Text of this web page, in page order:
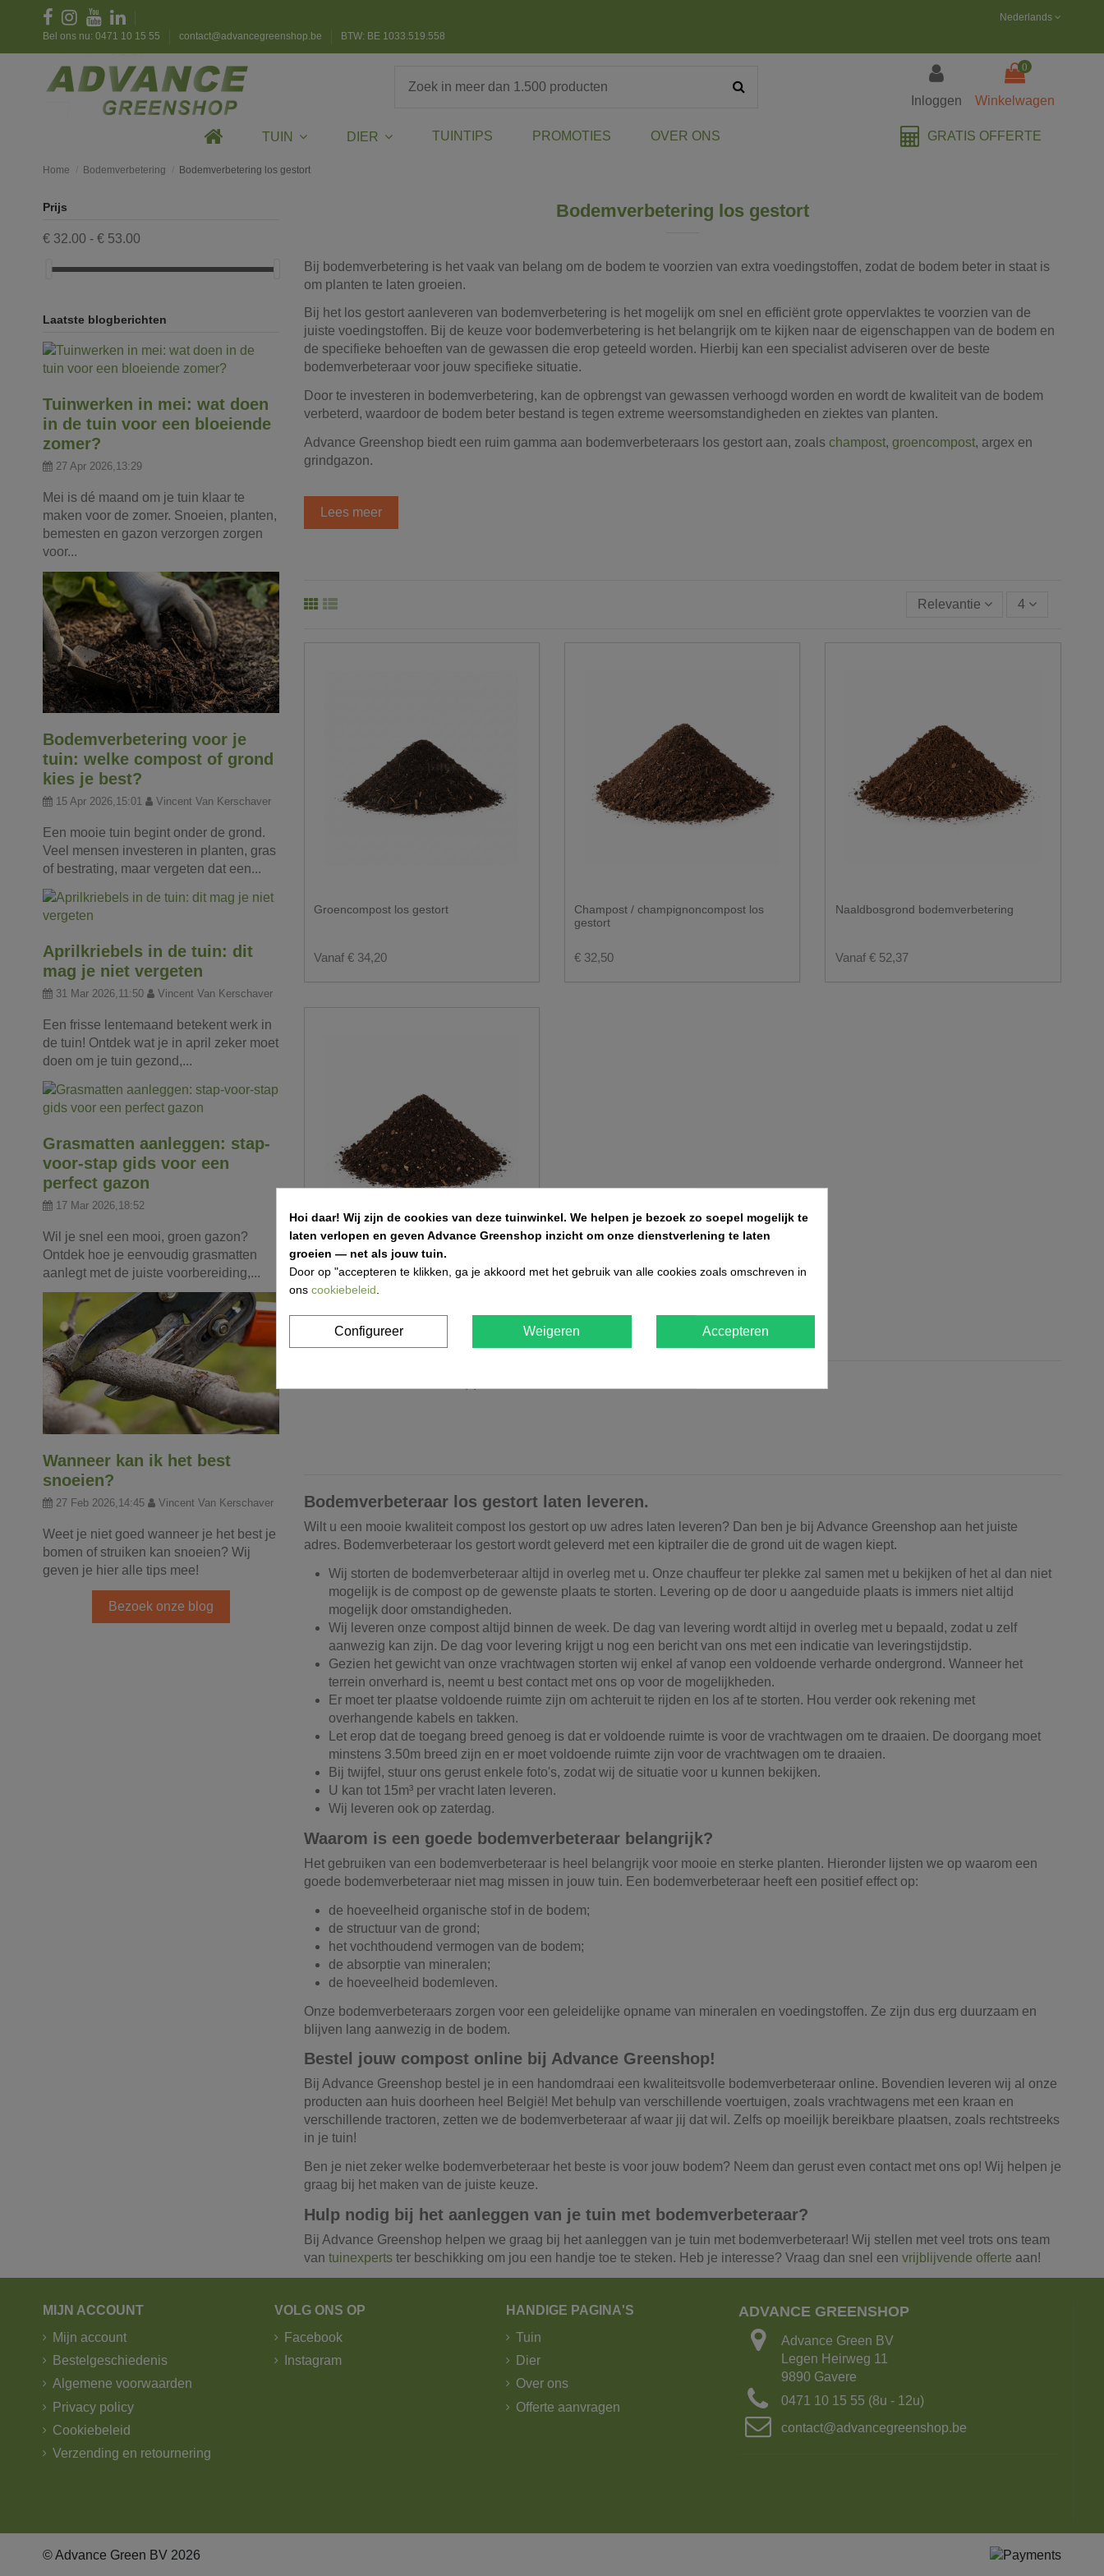
Bel ons nu: 0471 10 15 55 contact@advancegreenshop.be BTW: BE 1033.519.558
Nederlands
Inloggen
0
Winkelwagen
TUIN DIER TUINTIPS PROMOTIES OVER ONS GRATIS OFFERTE
Home Bodemverbetering Bodemverbetering los gestort
Bodemverbetering los gestort
Bij bodemverbetering is het vaak van belang om de bodem te voorzien van extra voedingstoffen, zodat de bodem beter in staat is
om planten te laten groeien.
Bij het los gestort aanleveren van bodemverbetering is het mogelijk om snel en efficiënt grote oppervlaktes te voorzien van de
juiste voedingstoffen. Bij de keuze voor bodemverbetering is het belangrijk om te kijken naar de eigenschappen van de bodem en
de specifieke behoeften van de gewassen die erop geteeld worden. Hierbij kan een specialist adviseren over de beste
bodemverbeteraar voor jouw specifieke situatie.
Door te investeren in bodemverbetering, kan de opbrengst van gewassen verhoogd worden en wordt de kwaliteit van de bodem
verbeterd, waardoor de bodem beter bestand is tegen extreme weersomstandigheden en ziektes van planten.
Advance Greenshop biedt een ruim gamma aan bodemverbeteraars los gestort aan, zoals champost, groencompost, argex en
grindgazon.
Lees meer
Relevantie 4
Groencompost los gestort
Vanaf € 34,20
Champost / champignoncompost los
gestort
€ 32,50
Naaldbosgrond bodemverbetering
Vanaf € 52,37
Mengcompost voor gazon
Vanaf € 39,50
Bodemverbeteraar los gestort laten leveren.
Wilt u een mooie kwaliteit compost los gestort op uw adres laten leveren? Dan ben je bij Advance Greenshop aan het juiste
adres. Bodemverbeteraar los gestort wordt geleverd met een kiptrailer die de grond uit de wagen kiept.
Wij storten de bodemverbeteraar altijd in overleg met u. Onze chauffeur ter plekke zal samen met u bekijken of het al dan niet
mogelijk is de compost op de gewenste plaats te storten. Levering op de door u aangeduide plaats is immers niet altijd
mogelijk door omstandigheden.
Wij leveren onze compost altijd binnen de week. De dag van levering wordt altijd in overleg met u bepaald, zodat u zelf
aanwezig kan zijn. De dag voor levering krijgt u nog een bericht van ons met een indicatie van leveringstijdstip.
Gezien het gewicht van onze vrachtwagen storten wij enkel af vanop een voldoende verharde ondergrond. Wanneer het
terrein onverhard is, neemt u best contact met ons op voor de mogelijkheden.
Er moet ter plaatse voldoende ruimte zijn om achteruit te rijden en los af te storten. Hou verder ook rekening met
overhangende kabels en takken.
Let erop dat de toegang breed genoeg is dat er voldoende ruimte is voor de vrachtwagen om te draaien. De doorgang moet
minstens 3.50m breed zijn en er moet voldoende ruimte zijn voor de vrachtwagen om te draaien.
Bij twijfel, stuur ons gerust enkele foto's, zodat wij de situatie voor u kunnen bekijken.
U kan tot 15m³ per vracht laten leveren.
Wij leveren ook op zaterdag.
Waarom is een goede bodemverbeteraar belangrijk?
Het gebruiken van een bodemverbeteraar is heel belangrijk voor mooie en sterke planten. Hieronder lijsten we op waarom een
goede bodemverbeteraar niet mag missen in jouw tuin. Een bodemverbeteraar heeft een positief effect op:
de hoeveelheid organische stof in de bodem;
de structuur van de grond;
het vochthoudend vermogen van de bodem;
de absorptie van mineralen;
de hoeveelheid bodemleven.
Onze bodemverbeteraars zorgen voor een geleidelijke opname van mineralen en voedingstoffen. Ze zijn dus erg duurzaam en
blijven lang aanwezig in de bodem.
Bestel jouw compost online bij Advance Greenshop!
Bij Advance Greenshop bestel je in een handomdraai een kwaliteitsvolle bodemverbeteraar online. Bovendien leveren wij al onze
producten aan huis doorheen heel België! Met behulp van verschillende voertuigen, zoals vrachtwagens met een kraan en
verschillende tractoren, zetten we de bodemverbeteraar af waar jij dat wil. Zelfs op moeilijk bereikbare plaatsen, zoals rechtstreeks
in je tuin!
Ben je niet zeker welke bodemverbeteraar het beste is voor jouw bodem? Neem dan gerust even contact met ons op! Wij helpen je
graag bij het maken van de juiste keuze.
Hulp nodig bij het aanleggen van je tuin met bodemverbeteraar?
Bij Advance Greenshop helpen we graag bij het aanleggen van je tuin met bodemverbeteraar! Wij stellen met veel trots ons team
van tuinexpertster beschikking om jou een handje toe te steken. Heb je interesse? Vraag dan snel een vrijblijvende offerte aan!
Prijs
€ 32.00 - € 53.00
Laatste blogberichten
Tuinwerken in mei: wat doen
in de tuin voor een bloeiende
zomer?
27 Apr 2026,13:29
Mei is dé maand om je tuin klaar te
maken voor de zomer. Snoeien, planten,
bemesten en gazon verzorgen zorgen
voor...
Bodemverbetering voor je
tuin: welke compost of grond
kies je best?
15 Apr 2026,15:01 Vincent Van Kerschaver
Een mooie tuin begint onder de grond.
Veel mensen investeren in planten, gras
of bestrating, maar vergeten dat een...
Aprilkriebels in de tuin: dit
mag je niet vergeten
31 Mar 2026,11:50 Vincent Van Kerschaver
Een frisse lentemaand betekent werk in
de tuin! Ontdek wat je in april zeker moet
doen om je tuin gezond,...
Grasmatten aanleggen: stap-
voor-stap gids voor een
perfect gazon
17 Mar 2026,18:52
Wil je snel een mooi, groen gazon?
Ontdek hoe je eenvoudig grasmatten
aanlegt met de juiste voorbereiding,...
Wanneer kan ik het best
snoeien?
27 Feb 2026,14:45 Vincent Van Kerschaver
Weet je niet goed wanneer je het best je
bomen of struiken kan snoeien? Wij
geven je hier alle tips mee!
Bezoek onze blog
MIJN ACCOUNT
Mijn account
Bestelgeschiedenis
Algemene voorwaarden
Privacy policy
Cookiebeleid
Verzending en retournering
VOLG ONS OP
Facebook
Instagram
HANDIGE PAGINA'S
Tuin
Dier
Over ons
Offerte aanvragen
ADVANCE GREENSHOP
Advance Green BV
Legen Heirweg 11
9890 Gavere
0471 10 15 55 (8u - 12u)
contact@advancegreenshop.be
© Advance Green BV 2026
Hoi daar! Wij zijn de cookies van deze tuinwinkel. We helpen je bezoek zo soepel mogelijk te
laten verlopen en geven Advance Greenshop inzicht om onze dienstverlening te laten
groeien — net als jouw tuin.
Door op "accepteren te klikken, ga je akkoord met het gebruik van alle cookies zoals omschreven in
ons cookiebeleid
Configureer Weigeren Accepteren